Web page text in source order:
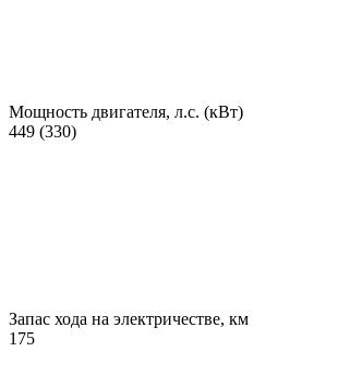
Мощность двигателя, л.с. (кВт)
449 (330)
Запас хода на электричестве, км
175